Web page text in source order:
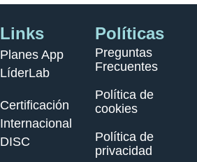
Links
Planes App
LíderLab
Certificación
Internacional
DISC
Políticas
Preguntas
Frecuentes
Política de
cookies
Política de
privacidad